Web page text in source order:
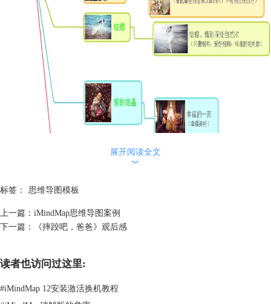
的青春陪我一起努力一起成长，我看在眼里放在心里冥冥中，我的肩膀上
了我的心灵，她的安静是艺术品， 她的微笑点亮了我的生命，她怀揣着
展开阅读全文
︾
标签： 思维导图模板
上一篇： iMindMap思维导图案例
下一篇：
《摔跤吧，爸爸》观后感
读者也访问过这里:
#iMindMap 12安装激活换机教程